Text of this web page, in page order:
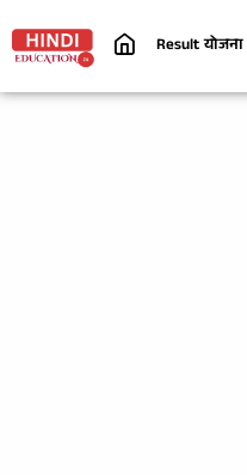
Result योजना